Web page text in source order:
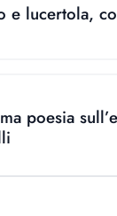
e lucertola,
poesia